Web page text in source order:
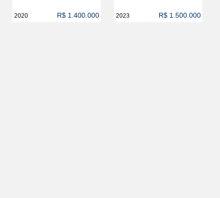
2020 R$ 1.400.000 2023 R$ 1.500.000